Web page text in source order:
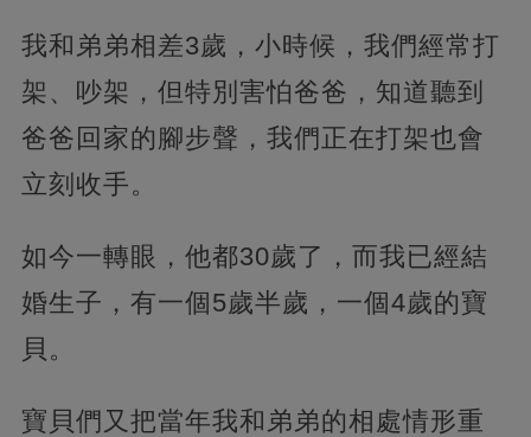
我和弟弟相差3歲，小時候，我們經常打
架、吵架，但特別害怕爸爸，知道聽到
爸爸回家的腳步聲，我們正在打架也會
立刻收手。
如今一轉眼，他都30歲了，而我已經結
婚生子，有一個5歲半歲，一個4歲的寶
貝。
寶貝們又把當年我和弟弟的相處情形重